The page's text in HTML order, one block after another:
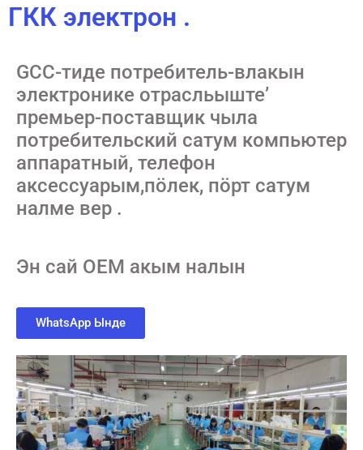
ГКК электрон .
GCC-тиде потребитель-влакын
электронике отрасльыште’
премьер-поставщик чыла
потребительский сатум компьютер
аппаратный, телефон
аксессуарым,пӧлек, пӧрт сатум
налме вер .
Эн сай OEM акым налын
WhatsApp Ынде